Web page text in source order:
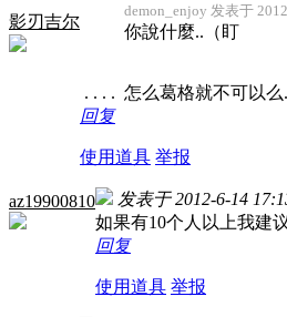
影刃吉尔
demon_enjoy 发表于
你說什麼..（盯
. . . . 怎么葛格就不可以么
回复
使用道具 举报
az19900810 发表于 2012-6-14
如果有10个人以上我建
回复
使用道具 举报